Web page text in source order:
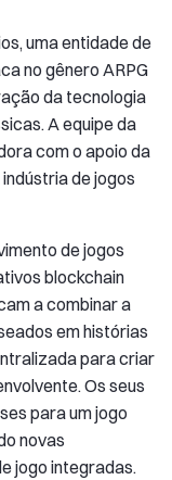
uma entidade de
no gênero ARPG
da tecnologia
A equipe da
com o apoio da
de jogos
de jogos
blockchain
a combinar a
em histórias
para criar
Os seus
para um jogo
novas
jogo integradas.